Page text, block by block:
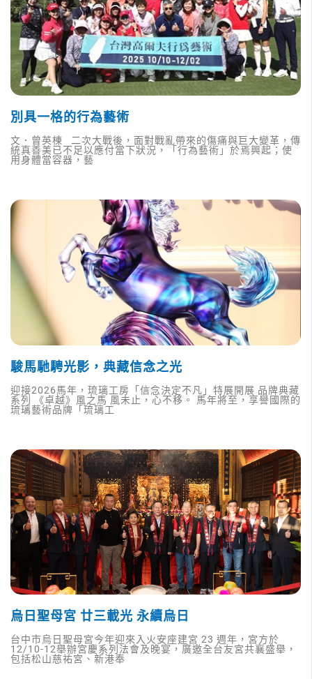
別具一格的行為藝術
文．曾英棟 二次大戰後，面對戰亂帶來的傷痛與巨大變革，傳
統真善美已不足以應付當下狀況，「行為藝術」於焉興起；使
用身體當容器，藝
駿馬馳騁光影，典藏信念之光
迎接2026馬年，琉璃工房「信念決定不凡」特展開展 品牌典藏
系列 《卓越》風之馬 風未止，心不移。 馬年將至，享譽國際的
琉璃藝術品牌「琉璃工
烏日聖母宮 廿三載光 永續烏日
台中市烏日聖母宮今年迎來入火安座建宮 23 週年，宮方於
12/10-12舉辦宮慶系列法會及晚宴，廣邀全台友宮共襄盛舉，
包括松山慈祐宮、新港奉